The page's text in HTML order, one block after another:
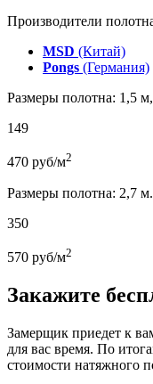
Производители
MSD (Китай)
Pongs (Германия)
Размеры полотна: 1,5
149
470 руб/м2
Размеры полотна: 2,7 м.
350
570 руб/м2
Закажите
Замерщик приедет к
для вас время. По
стоимости натяжного